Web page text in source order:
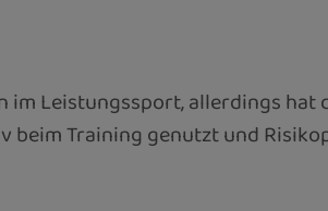
im Leistungssport, allerdings
beim Training genutzt und